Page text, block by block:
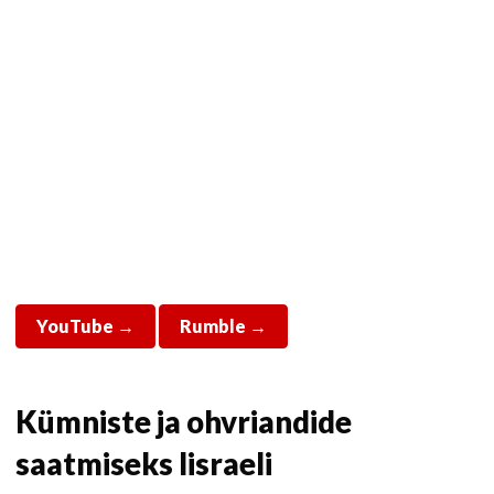
YouTube → Rumble →
Kümniste ja ohvriandide
saatmiseks Iisraeli